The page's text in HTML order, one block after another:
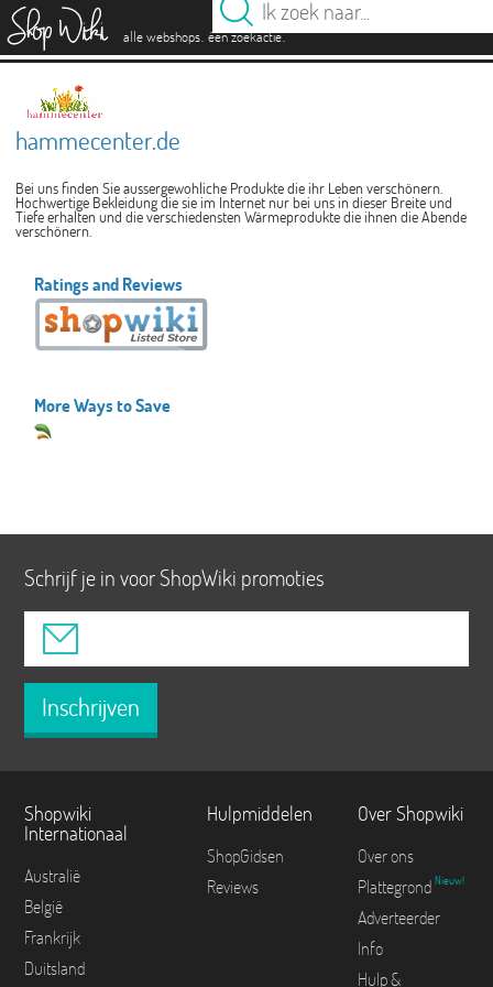
alle webshops. één zoekactie.
hammecenter.de
Bei uns finden Sie aussergewohliche Produkte die ihr Leben verschönern.
Hochwertige Bekleidung die sie im Internet nur bei uns in dieser Breite und
Tiefe erhalten und die verschiedensten Wärmeprodukte die ihnen die Abende
verschönern.
Ratings and Reviews
More Ways to Save
Schrijf je in voor ShopWiki promoties
Inschrijven
Shopwiki
Internationaal
Australië
België
Frankrijk
Duitsland
Hulpmiddelen
ShopGidsen
Reviews
Over Shopwiki
Over ons
Plattegrond Nieuw!
Adverteerder
Info
Hulp &